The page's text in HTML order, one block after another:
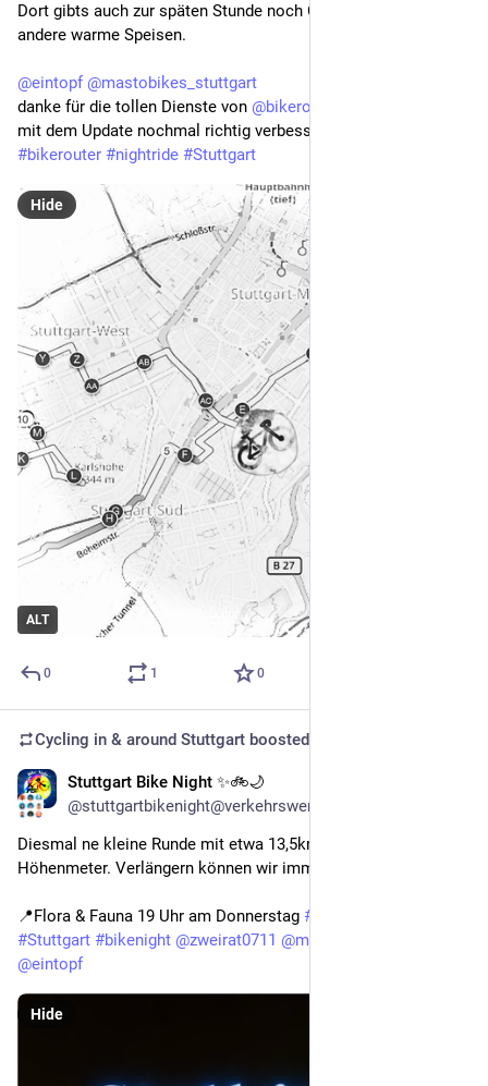
Dort gibts auch zur späten Stunde noch Café und Kuchen und
andere warme Speisen.
@eintopf @mastobikes_stuttgart
danke für die tollen Dienste von @bikerouter
mit dem Update nochmal richtig verbessert!
#bikerouter #nightride #Stuttgart
ALT
Hide
0 1 0
Cycling in & around Stuttgart boosted
Stuttgart Bike Night ✨🚲🌙
@stuttgartbikenight@verkehrswende.social
Diesmal ne kleine Runde mit etwa 13,5km und ~200
Höhenmeter. Verlängern können wir immer ;)
📍Flora & Fauna 19 Uhr am Donnerstag #
#Stuttgart #bikenight @zweirat0711 @mastobikes_stuttgart
@eintopf
Hide